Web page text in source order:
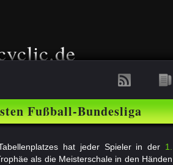
Fußball-Bundesliga
hat jeder Spieler in der 1.
als die Meisterschale in den Händen